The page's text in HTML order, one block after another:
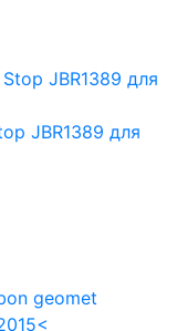
JBR1389 для